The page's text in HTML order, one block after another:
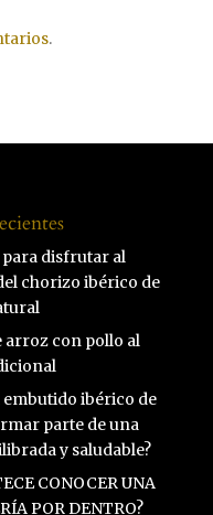
.
para disfrutar al
chorizo ibérico de
arroz con pollo al
embutido ibérico de
parte de una
y saludable?
CONOCER UNA
POR DENTRO?